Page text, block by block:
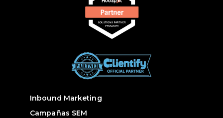
Inbound Marketing
Campañas SEM